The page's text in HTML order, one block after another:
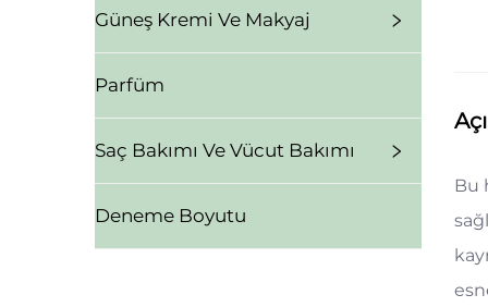
Güneş Kremi Ve Makyaj
Parfüm
Saç Bakımı Ve Vücut Bakımı
Deneme Boyutu
Bu